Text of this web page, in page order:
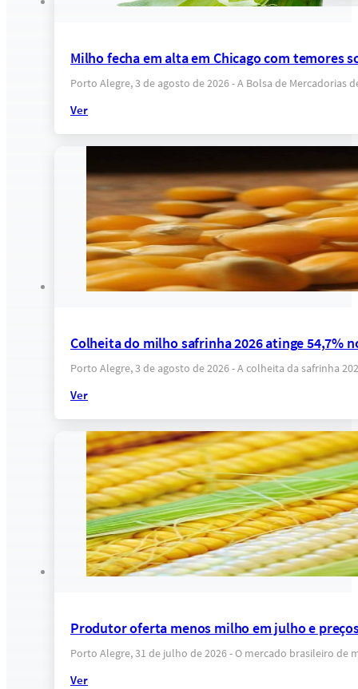
Milho fecha em alta em Chicago com temores
Porto Alegre, 3 de agosto de 2026 - A Bolsa de Mercadorias
Ver
Colheita do milho safrinha 2026 atinge 54,7%
Porto Alegre, 3 de agosto de 2026 - A colheita da safrinha
Ver
Produtor oferta menos milho em julho e
Porto Alegre, 31 de julho de 2026 - O mercado brasileiro
Ver